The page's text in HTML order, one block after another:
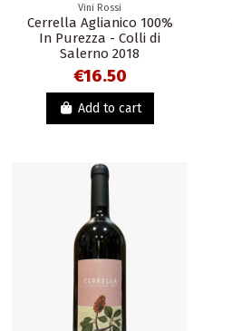
Vini Rossi
Cerrella Aglianico 100%
In Purezza - Colli di
Salerno 2018
€16.50
Add to cart